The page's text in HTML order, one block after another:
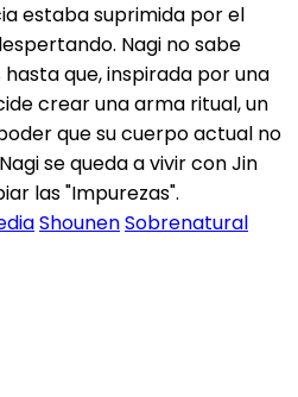
estaba suprimida por el
Nagi no sabe
que, inspirada por una
crear una arma ritual, un
que su cuerpo actual no
se queda a vivir con Jin
las "Impurezas".
ShounenSobrenatural